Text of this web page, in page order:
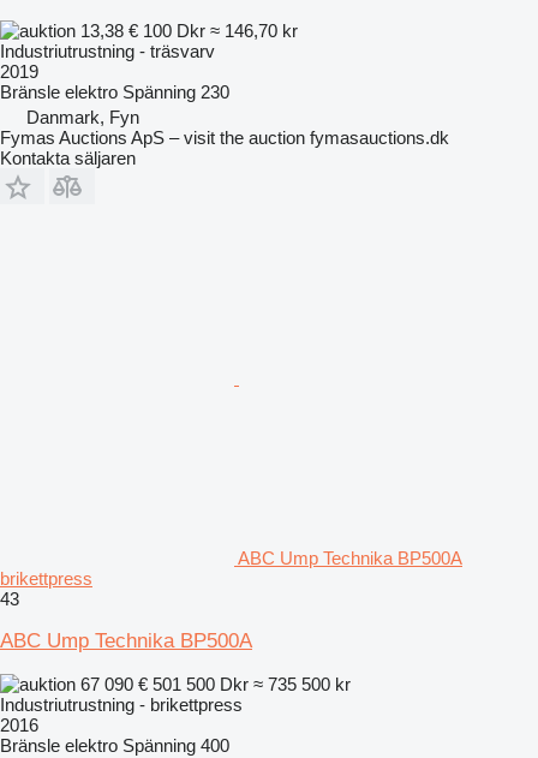
13,38 € 100 Dkr ≈ 146,70 kr
Industriutrustning - träsvarv
2019
Bränsle elektro Spänning 230
Danmark, Fyn
Fymas Auctions ApS – visit the auction fymasauctions.dk
Kontakta säljaren
ABC Ump Technika BP500A
brikettpress
43
ABC Ump Technika BP500A
67 090 € 501 500 Dkr ≈ 735 500 kr
Industriutrustning - brikettpress
2016
Bränsle elektro Spänning 400